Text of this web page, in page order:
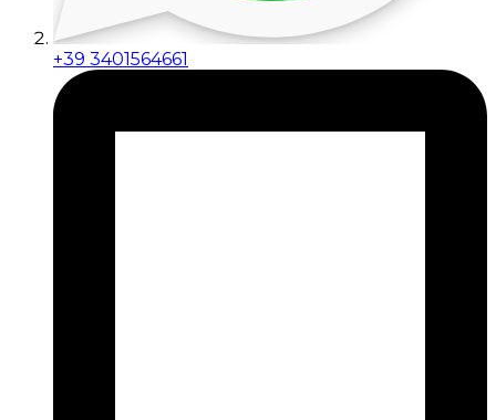
+39 3401564661